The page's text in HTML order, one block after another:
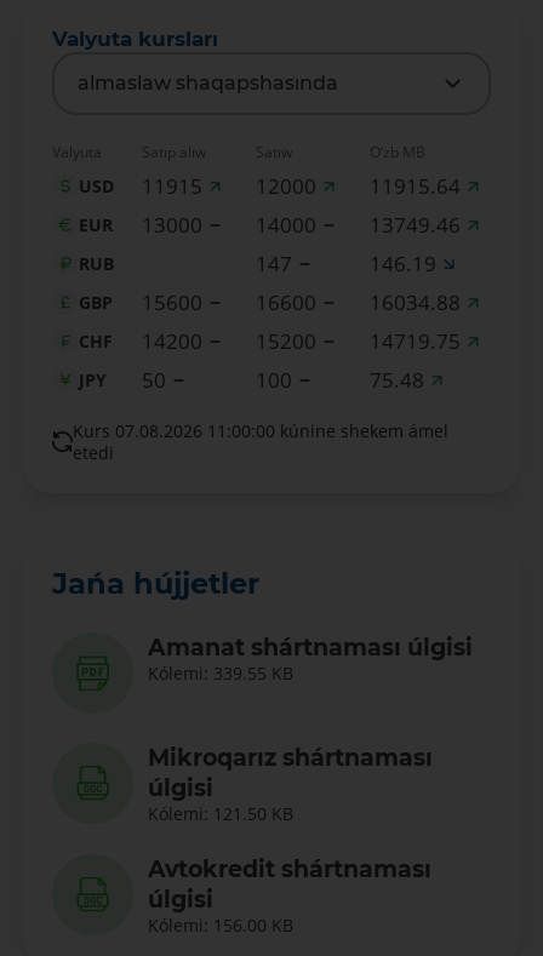
Valyuta kursları
almaslaw shaqapshasında
Valyuta Satıp alıw Satıw O‘zb MB
USD 11915 12000 11915.64
EUR 13000 14000 13749.46
RUB 147 146.19
GBP 15600 16600 16034.88
CHF 14200 15200 14719.75
JPY 50 100 75.48
Kurs 07.08.2026 11:00:00 kúnine shekem ámel
etedi
Jańa hújjetler
Amanat shártnaması úlgisi
Kólemi: 339.55 KB
Mikroqarız shártnaması
úlgisi
Kólemi: 121.50 KB
Avtokredit shártnaması
úlgisi
Kólemi: 156.00 KB